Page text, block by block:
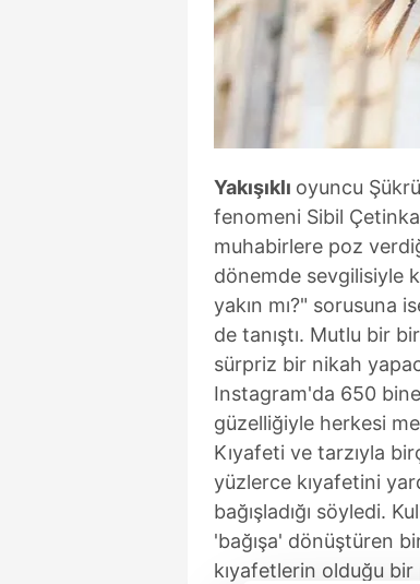
Yakışıklı oyuncu
fenomeni Sibil
muhabirlere poz
dönemde sevgilisiyle
yakın mı?" sorusuna
de tanıştı. Mutlu bir
sürpriz bir nikah
Instagram'da 650
güzelliğiyle herkesi
Kıyafeti ve tarzıyla
yüzlerce kıyafetini
bağışladığı söyledi.
'bağışa' dönüştüren
kıyafetlerin olduğu bir